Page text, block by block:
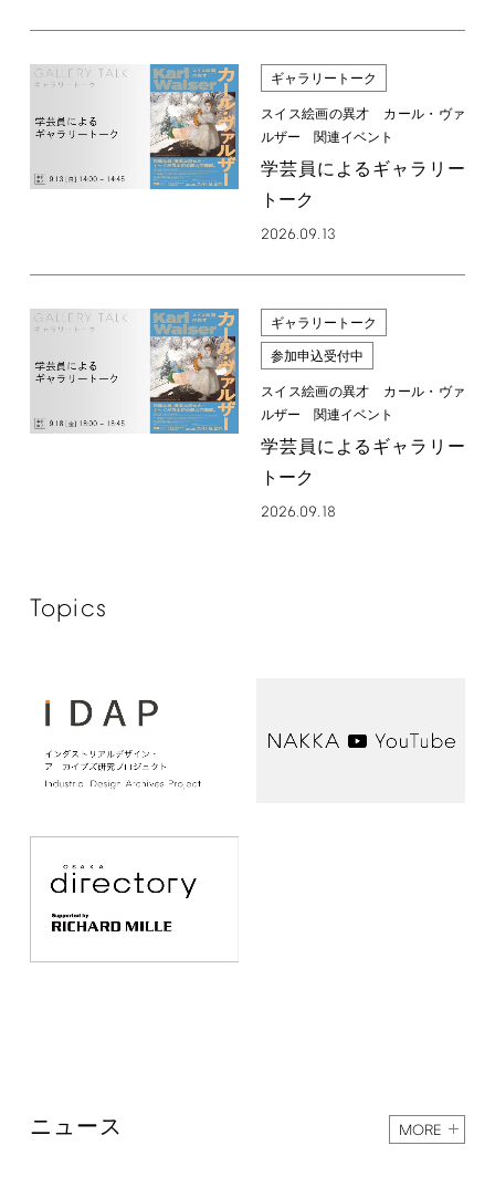
ギャラリートーク
スイス絵画の異才 カール・ヴァ
ルザー 関連イベント
学芸員によるギャラリー
トーク
2026.09.13
ギャラリートーク
参加申込受付中
スイス絵画の異才 カール・ヴァ
ルザー 関連イベント
学芸員によるギャラリー
トーク
2026.09.18
Topics
ニュース MORE